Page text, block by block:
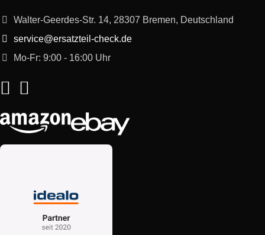
Walter-Geerdes-Str. 14, 28307 Bremen, Deutschland
service@ersatzteil-check.de
Mo-Fr: 9:00 - 16:00 Uhr